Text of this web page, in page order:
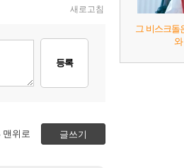
새로고침
등록
글쓰기
맨위로
그 비스크돌
와